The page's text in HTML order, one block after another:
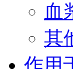
血
其